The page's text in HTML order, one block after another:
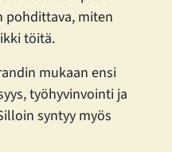
pohdittava, miten
töitä.
mukaan ensi
työhyvinvointi ja
syntyy myös